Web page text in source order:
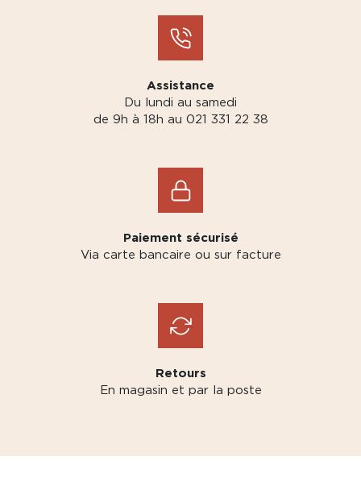
Assistance
Du lundi au samedi
de 9h à 18h au 021 331 22 38
Paiement sécurisé
Via carte bancaire ou sur facture
Retours
En magasin et par la poste